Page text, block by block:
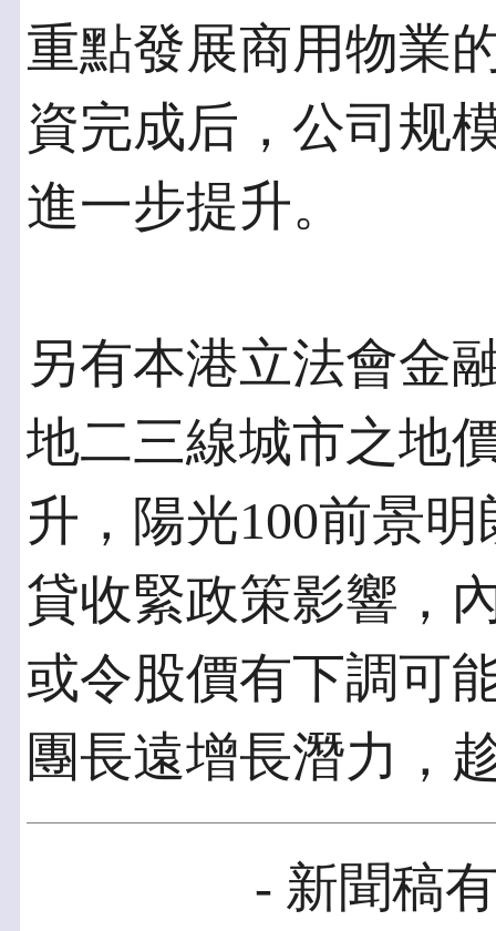
重點發展商用物業
資完成后，公司规
進一步提升。
另有本港立法會金
地二三線城市之地
升，陽光100前景
貸收緊政策影響，
或令股價有下調可
團長遠增長潛力，
- 新聞稿